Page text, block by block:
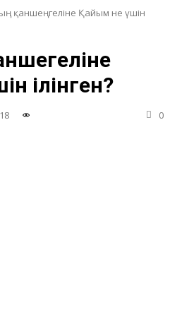
қаншеңгеліне Қайым не үшін
ілінген?
0